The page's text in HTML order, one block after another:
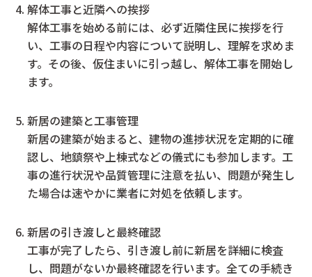
解体工事と近隣への挨拶
解体工事を始める前には、必ず近隣住民に挨拶を行
い、工事の日程や内容について説明し、理解を求めま
す。その後、仮住まいに引っ越し、解体工事を開始し
ます。
新居の建築と工事管理
新居の建築が始まると、建物の進捗状況を定期的に確
認し、地鎮祭や上棟式などの儀式にも参加します。工
事の進行状況や品質管理に注意を払い、問題が発生し
た場合は速やかに業者に対処を依頼します。
新居の引き渡しと最終確認
工事が完了したら、引き渡し前に新居を詳細に検査
し、問題がないか最終確認を行います。全ての手続き